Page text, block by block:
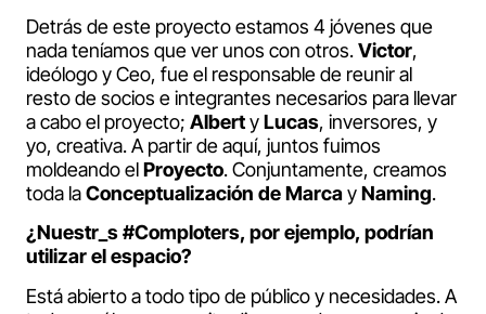
Detrás de este proyecto estamos 4 jóvenes que
nada teníamos que ver unos con otros.Victor,
ideólogo y Ceo, fue el responsable de reunir al
resto de socios e integrantes necesarios para llevar
a cabo el proyecto; AlbertyLucas, inversores, y
yo, creativa. A partir de aquí, juntos fuimos
moldeando elProyecto. Conjuntamente, creamos
toda laConceptualización de MarcayNaming.
¿Nuestr_s #Comploters, por ejemplo, podrían
utilizar el espacio?
Está abierto a todo tipo de público y necesidades. A